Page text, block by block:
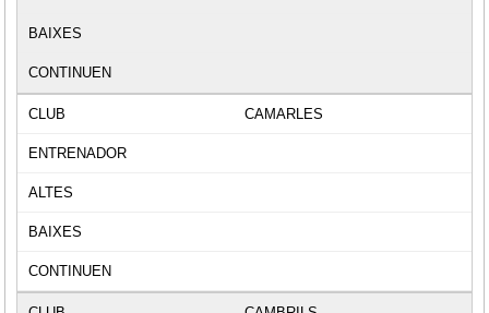
CAMARLES